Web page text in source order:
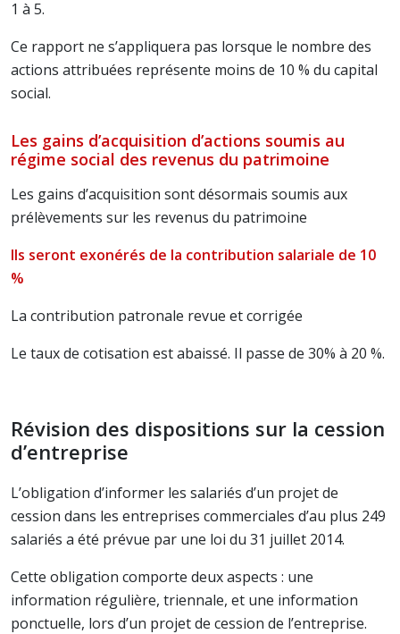
1 à 5.
Ce rapport ne s’appliquera pas lorsque le nombre des
actions attribuées représente moins de 10 % du capital
social.
Les gains d’acquisition d’actions soumis au
régime social des revenus du patrimoine
Les gains d’acquisition sont désormais soumis aux
prélèvements sur les revenus du patrimoine
Ils seront exonérés de la contribution salariale de 10
%
La contribution patronale revue et corrigée
Le taux de cotisation est abaissé. Il passe de 30% à 20 %.
Révision des dispositions sur la cession
d’entreprise
L’obligation d’informer les salariés d’un projet de
cession dans les entreprises commerciales d’au plus 249
salariés a été prévue par une loi du 31 juillet 2014.
Cette obligation comporte deux aspects : une
information régulière, triennale, et une information
ponctuelle, lors d’un projet de cession de l’entreprise.